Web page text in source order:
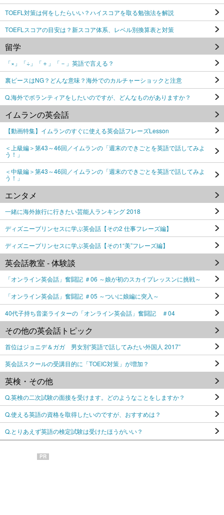
TOEFL対策は何をしたらいい？ハイスコアを取る勉強法を解説
TOEFLスコアの目安は？新スコア体系、レベル別換算表と対策
留学
「×」「÷」「＋」「－」英語で言える？
裏ピースはNG？どんな意味？海外でのカルチャーショックと注意
Q.海外でボランティアをしたいのですが、どんなものがありますか？
イムランの英会話
【動画特集】イムランのすぐに使える英会話フレーズLesson
＜上級編＞第43～46回／イムランの「週末のできごとを英語で話してみよ
う！」
＜中級編＞第43～46回／イムランの「週末のできごとを英語で話してみよ
う！」
エンタメ
一緒に海外旅行に行きたい芸能人ランキング 2018
ディズニープリンセスに学ぶ英会話【その2 仕事フレーズ編】
ディズニープリンセスに学ぶ英会話【その1“美”フレーズ編】
英会話教室 - 体験談
「オンライン英会話」奮闘記 ＃06 ～娘が初のスカイプレッスンに挑戦～
「オンライン英会話」奮闘記 ＃05 ～ついに娘編に突入～
40代子持ち音楽ライターの「オンライン英会話」奮闘記 ＃04
その他の英会話トピック
首位はジョニデ＆ガガ 男女別“英語で話してみたい外国人 2017”
英会話スクールの受講目的に「TOEIC対策」が増加？
英検・その他
Q.英検の二次試験の面接を受けます。どのようなことをしますか？
Q.使える英語の資格を取得したいのですが、おすすめは？
Q.とりあえず英語の検定試験は受けたほうがいい？
PR